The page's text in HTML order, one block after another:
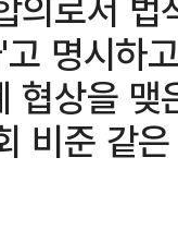
명시하
협상을
비준 같